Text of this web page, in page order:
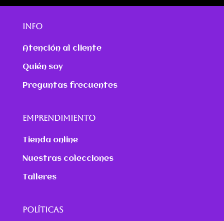
INFO
Atención al cliente
Quién soy
Preguntas frecuentes
EMPRENDIMIENTO
Tienda online
Nuestras colecciones
Talleres
POLÍTICAS